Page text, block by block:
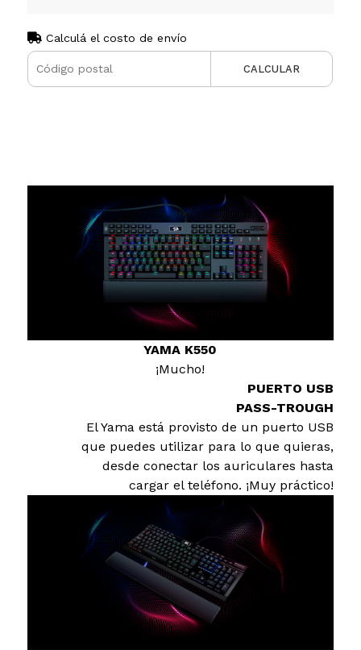
Calculá el costo de envío
CALCULAR
YAMA K550
¡Mucho!
PUERTO USB
PASS-TROUGH
El Yama está provisto de un puerto USB
que puedes utilizar para lo que quieras,
desde conectar los auriculares hasta
cargar el teléfono. ¡Muy práctico!